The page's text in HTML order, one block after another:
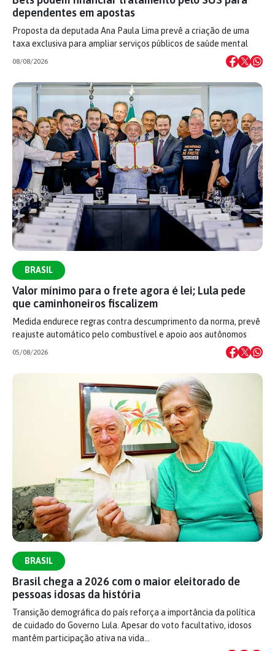
dependentes em apostas
Proposta da deputada Ana Paula Lima prevê a criação de uma
taxa exclusiva para ampliar serviços públicos de saúde mental
08/08/2026
BRASIL
Valor mínimo para o frete agora é lei; Lula pede
que caminhoneiros fiscalizem
Medida endurece regras contra descumprimento da norma, prevê
reajuste automático pelo combustível e apoio aos autônomos
05/08/2026
BRASIL
Brasil chega a 2026 com o maior eleitorado de
pessoas idosas da história
Transição demográfica do país reforça a importância da política
de cuidado do Governo Lula. Apesar do voto facultativo, idosos
mantêm participação ativa na vida…